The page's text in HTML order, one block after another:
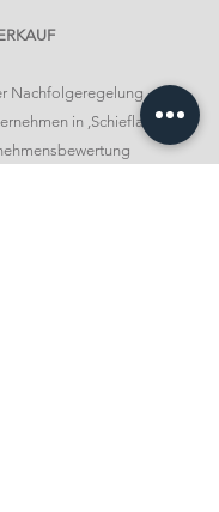
Nachfolgeregelung
in ,Schieflage’